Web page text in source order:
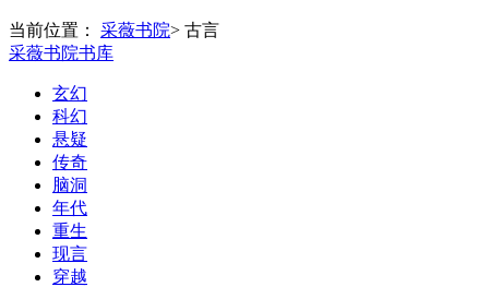
当前位置： 采薇书院> 古言
采薇书院书库
玄幻
科幻
悬疑
传奇
脑洞
年代
重生
现言
穿越